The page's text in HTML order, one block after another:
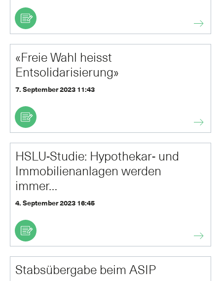
«Freie Wahl heisst
Entsolidarisierung»
7. September 2023 11:43
HSLU-Studie: Hypothekar- und
Immobilienanlagen werden
immer…
4. September 2023 16:45
Stabsübergabe beim ASIP